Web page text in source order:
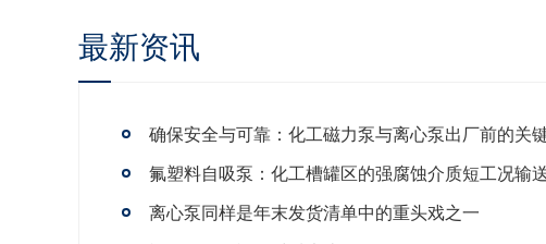
最新资讯
氟塑料自吸泵：化工槽罐区的强腐蚀介质短工况输
离心泵同样是年末发货清单中的重头戏之一